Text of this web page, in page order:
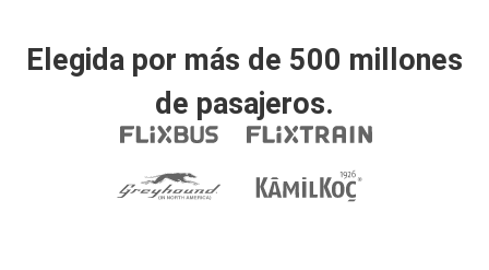
Elegida por más de 500 millones
de pasajeros.